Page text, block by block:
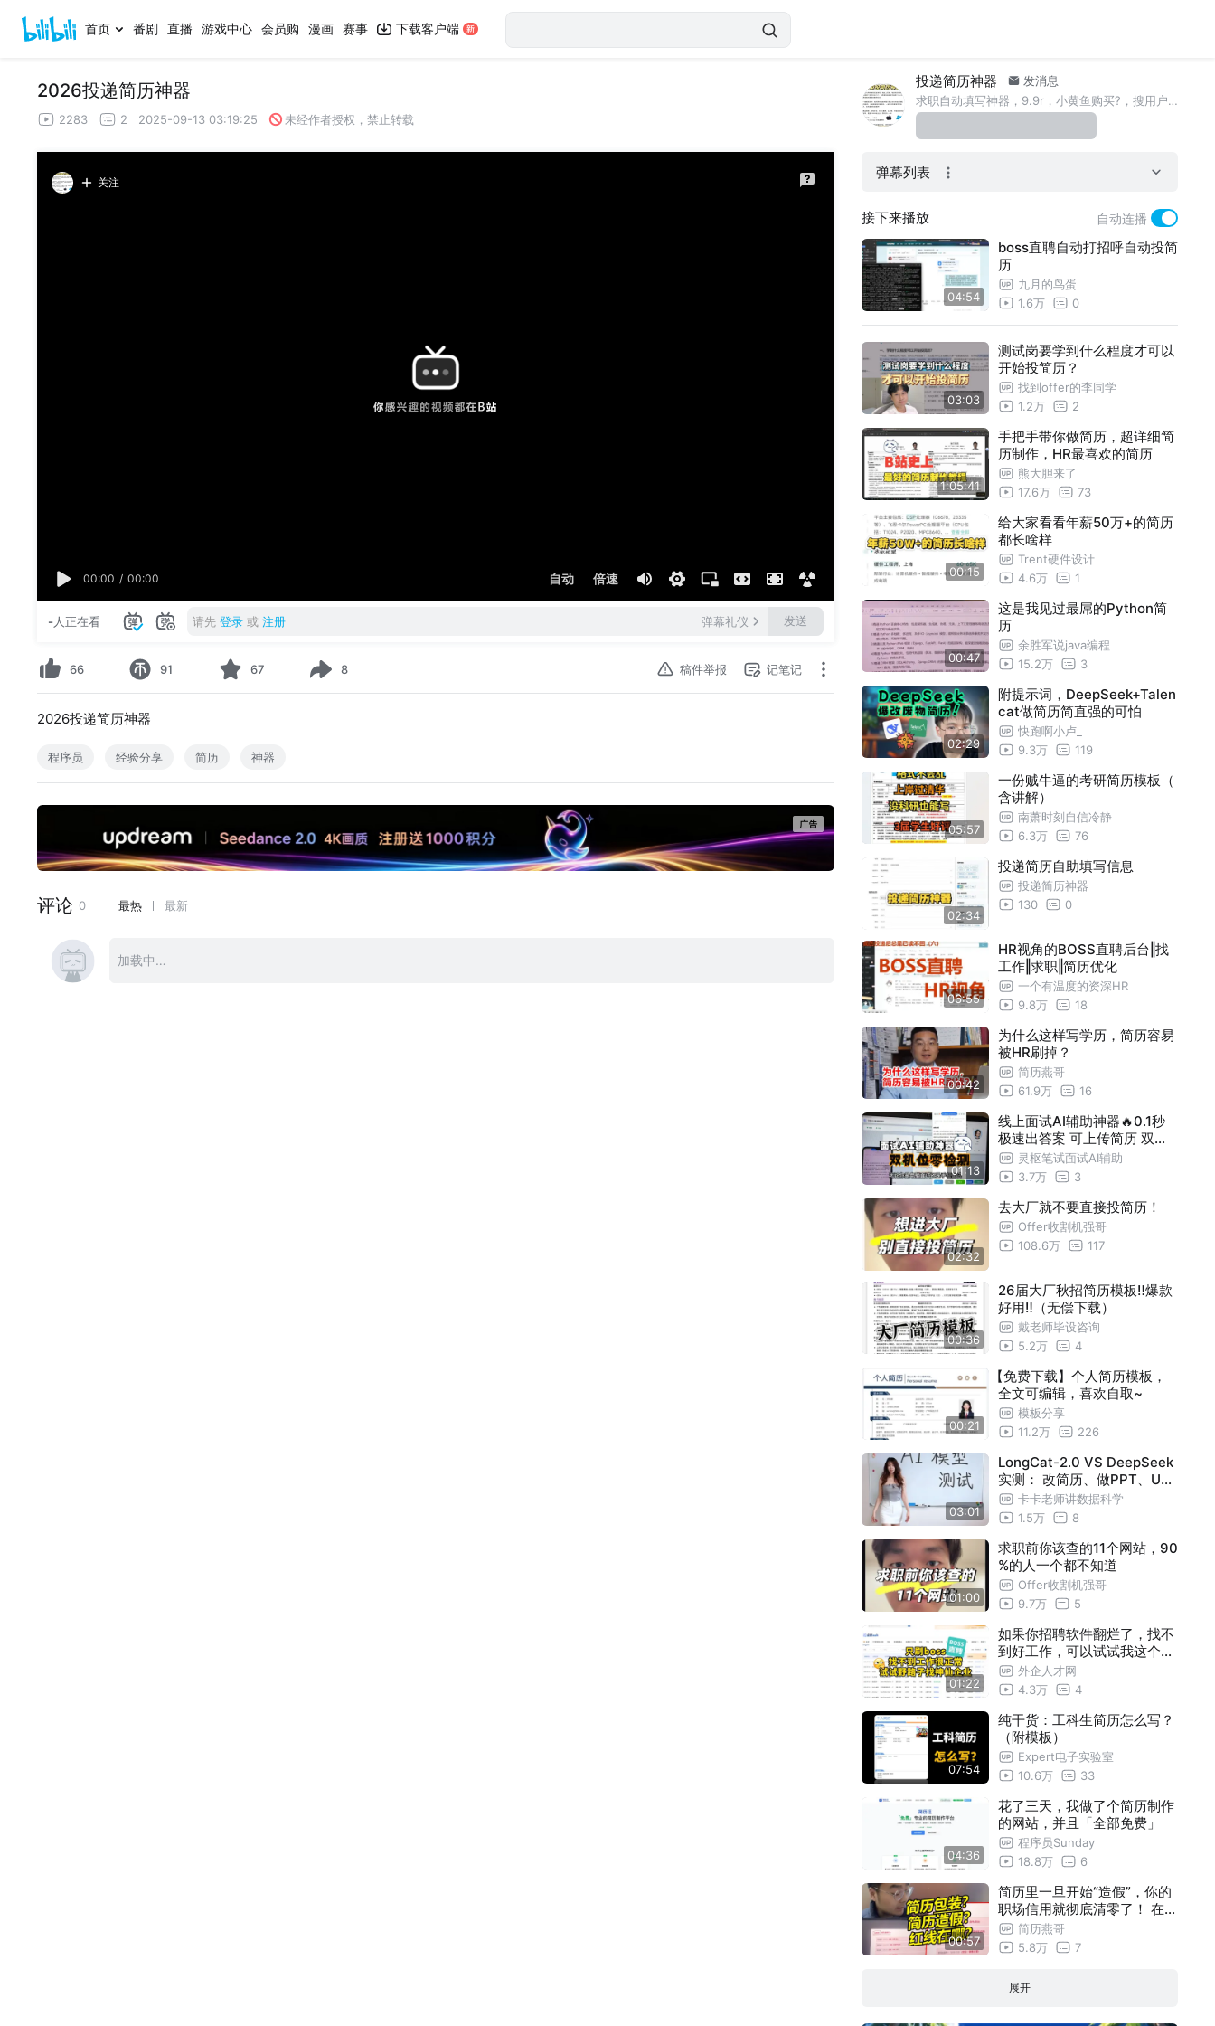
首页 番剧 直播 游戏中心 会员购 漫画 赛事 下载客户端
2026投递简历神器
2283 2 2025-09-13 03:19:25 未经作者授权，禁止转载
关注
00:00 / 00:00 自动 倍速
-人正在看 请先 登录 或 注册 弹幕礼仪 发送
66 91 67 8 稿件举报 记笔记
2026投递简历神器
程序员 经验分享 简历 神器
投递简历神器
发消息
求职自动填写神器，9.9r，小黄鱼购买?，搜用户xy059750638577
弹幕列表
接下来播放 自动连播
04:54
boss直聘自动打招呼自动投简
历
九月的鸟蛋
1.6万
0
03:03
测试岗要学到什么程度才可以
开始投简历？
找到offer的李同学
1.2万
2
1:05:41
手把手带你做简历，超详细简
历制作，HR最喜欢的简历
熊大胆来了
17.6万
73
00:15
给大家看看年薪50万+的简历
都长啥样
Trent硬件设计
4.6万
1
00:47
这是我见过最屌的Python简
历
余胜军说java编程
15.2万
3
02:29
附提示词，DeepSeek+Talen
cat做简历简直强的可怕
快跑啊小卢_
9.3万
119
05:57
一份贼牛逼的考研简历模板（
含讲解）
南萧时刻自信冷静
6.3万
76
02:34
投递简历自助填写信息
投递简历神器
130
0
06:55
HR视角的BOSS直聘后台‖找
工作‖求职‖简历优化
一个有温度的资深HR
9.8万
18
00:42
为什么这样写学历，简历容易
被HR刷掉？
简历燕哥
61.9万
16
01:13
线上面试AI辅助神器🔥0.1秒
极速出答案 可上传简历 双机
位零检测
灵枢笔试面试AI辅助
3.7万
3
02:32
去大厂就不要直接投简历！
Offer收割机强哥
108.6万
117
00:36
26届大厂秋招简历模板‼️爆款
好用‼️（无偿下载）
戴老师毕设咨询
5.2万
4
00:21
【免费下载】个人简历模板，
全文可编辑，喜欢自取~
模板分享
11.2万
226
03:01
LongCat-2.0 VS DeepSeek
实测： 改简历、做PPT、UC
Berkeley考试，夯还是拉完了
？
卡卡老师讲数据科学
1.5万
8
01:00
求职前你该查的11个网站，90
%的人一个都不知道
Offer收割机强哥
9.7万
5
01:22
如果你招聘软件翻烂了，找不
到好工作，可以试试我这个思
路 外企人才网
4.3万
4
07:54
纯干货：工科生简历怎么写？
（附模板）
Expert电子实验室
10.6万
33
04:36
花了三天，我做了个简历制作
的网站，并且「全部免费」
程序员Sunday
18.8万
6
00:57
简历里一旦开始“造假”，你的
职场信用就彻底清零了！ 在不
造假的前提下，如何安全地“
包装”简历呢？
简历燕哥
5.8万
7
展开